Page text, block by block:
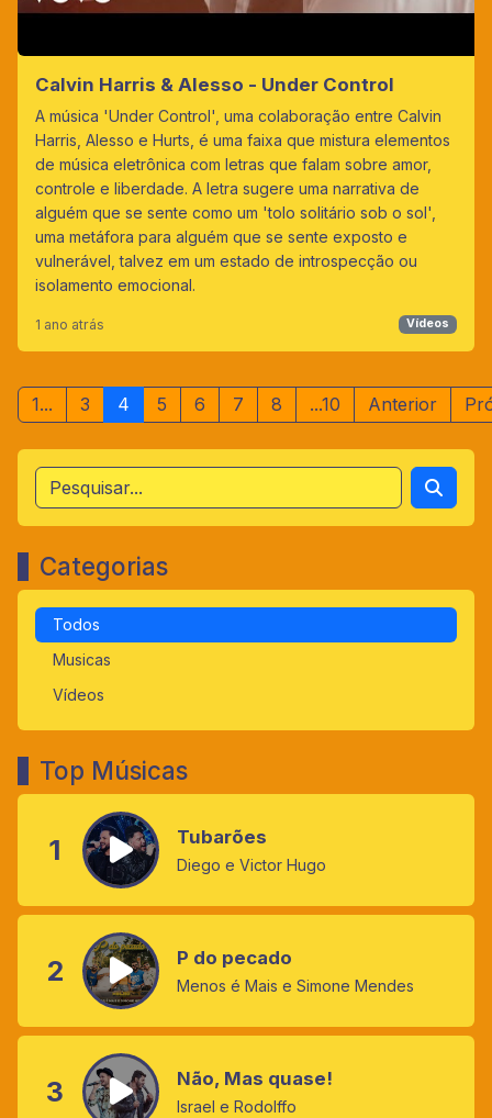
Calvin Harris & Alesso - Under Control
A música 'Under Control', uma colaboração entre Calvin
Harris, Alesso e Hurts, é uma faixa que mistura elementos
de música eletrônica com letras que falam sobre amor,
controle e liberdade. A letra sugere uma narrativa de
alguém que se sente como um 'tolo solitário sob o sol',
uma metáfora para alguém que se sente exposto e
vulnerável, talvez em um estado de introspecção ou
isolamento emocional.
1 ano atrás Vídeos
1... 3 4 5 6 7 8 ...10 Anterior
Categorias
Todos
Musicas
Vídeos
Top Músicas
1 Tubarões
Diego e Victor Hugo
2 P do pecado
Menos é Mais e Simone Mendes
3 Não, Mas quase!
Israel e Rodolffo